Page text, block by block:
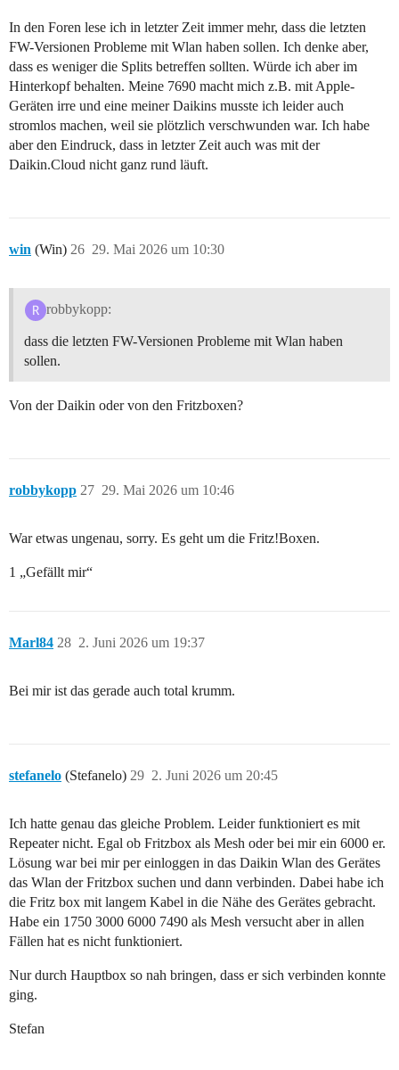
In den Foren lese ich in letzter Zeit immer mehr, dass die letzten
FW-Versionen Probleme mit Wlan haben sollen. Ich denke aber,
dass es weniger die Splits betreffen sollten. Würde ich aber im
Hinterkopf behalten. Meine 7690 macht mich z.B. mit Apple-
Geräten irre und eine meiner Daikins musste ich leider auch
stromlos machen, weil sie plötzlich verschwunden war. Ich habe
aber den Eindruck, dass in letzter Zeit auch was mit der
Daikin.Cloud nicht ganz rund läuft.
win (Win) 29. Mai 2026 um 10:30
26
robbykopp:
dass die letzten FW-Versionen Probleme mit Wlan haben
sollen.
Von der Daikin oder von den Fritzboxen?
robbykopp 29. Mai 2026 um 10:46
27
War etwas ungenau, sorry. Es geht um die Fritz!Boxen.
1 „Gefällt mir“
Marl84 2. Juni 2026 um 19:37
28
Bei mir ist das gerade auch total krumm.
stefanelo (Stefanelo) 2. Juni 2026 um 20:45
29
Ich hatte genau das gleiche Problem. Leider funktioniert es mit
Repeater nicht. Egal ob Fritzbox als Mesh oder bei mir ein 6000 er.
Lösung war bei mir per einloggen in das Daikin Wlan des Gerätes
das Wlan der Fritzbox suchen und dann verbinden. Dabei habe ich
die Fritz box mit langem Kabel in die Nähe des Gerätes gebracht.
Habe ein 1750 3000 6000 7490 als Mesh versucht aber in allen
Fällen hat es nicht funktioniert.
Nur durch Hauptbox so nah bringen, dass er sich verbinden konnte
ging.
Stefan